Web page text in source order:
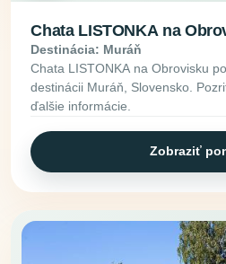
Chata LISTONKA na
Destinácia: Muráň
Chata LISTONKA na Obrovisku
destinácii Muráň, Slovensko.
ďalšie informácie.
Zobraziť